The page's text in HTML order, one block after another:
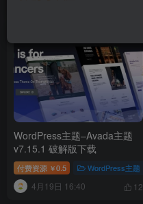
7月4日 16:59
WordPress主题–Avada主题
v7.15.1 破解版下载
付费资源 ￥0.5 WordPress主题
4月19日 16:40 12